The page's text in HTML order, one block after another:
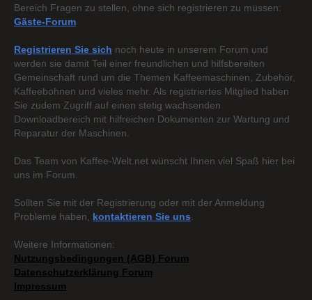
Bereich Fragen zu stellen, ohne sich registrieren zu müssen:
Gäste-Forum
Registrieren Sie sich noch heute in unserem Forum und
werden sie damit Teil einer freundlichen und hilfsbereiten
Gemeinschaft rund um die Themen Kaffeemaschinen, Zubehör,
Kaffeebohnen und vieles mehr. Als registriertes Mitglied haben
Sie zudem Zugriff auf einen stetig wachsenden
Downloadbereich mit hilfreichen Dokumenten zur Wartung und
Reparatur der Maschinen.
Das Team von Kaffee-Welt.net wünscht Ihnen viel Spaß hier bei
uns im Forum.
Sollten Sie mit der Registrierung oder mit der Anmeldung
Probleme haben, kontaktieren Sie uns
Weitere Informationen:
Nutzungsbedingungen (AGB) Forum
Datenschutzerklärung Forum
Impressum